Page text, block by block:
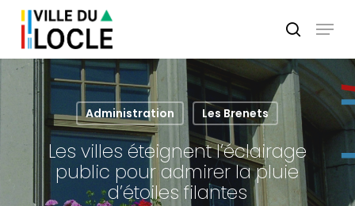
Skip
main
content
search
Menu
Administration Les Brenets
Les villes éteignent l’éclairage
public pour admirer la pluie
d’étoiles filantes
Menu